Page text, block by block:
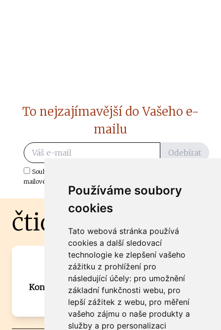
Používáme soubory
cookies
Tato webová stránka používá
cookies a další sledovací
technologie ke zlepšení vašeho
zážitku z prohlížení pro
následující účely: pro umožnění
základní funkčnosti webu, pro
lepší zážitek z webu, pro měření
vašeho zájmu o naše produkty a
služby a pro personalizaci
To nejzajímavější do Vašeho e-
mailu
Odebírat
Souhlasím s odběrem důležitých zpráv ze ČtiDoma.cz do mé e-
mailové schránky.
čtidoma.cz
Máte zajímavou informaci? Chcete
spolupracovat?
Kontaktujte šéfredaktora Martina Chalupu:
chalupa@ctidoma.cz